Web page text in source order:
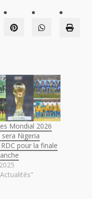
Mondial 2026
sera Nigeria
pour la finale